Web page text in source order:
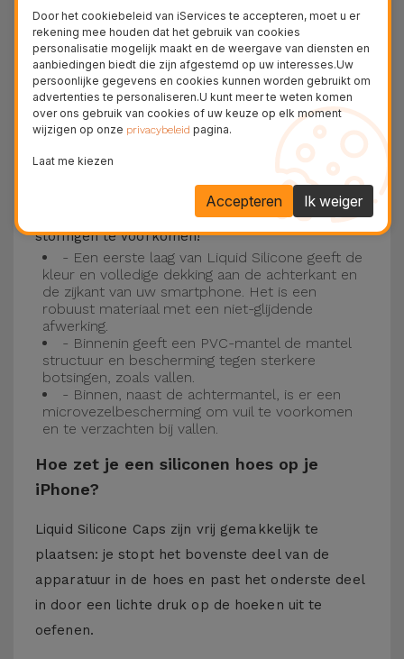
15, 14, 13, 12 onder meer en het nieuwste model
van de Apple, deiPhone 16eniPhone 17.
Drie-laagse bescherming met de
siliconen kappen
Onze iPhone siliconen hoesjes hebben een
robuuste, kwalitatieve constructie met een
drielaagse constructie om ongelukken en
storingen te voorkomen!
- Een eerste laag van Liquid Silicone geeft de
kleur en volledige dekking aan de achterkant en
de zijkant van uw smartphone. Het is een
robuust materiaal met een niet-glijdende
afwerking.
- Binnenin geeft een PVC-mantel de mantel
structuur en bescherming tegen sterkere
botsingen, zoals vallen.
- Binnen, naast de achtermantel, is er een
microvezelbescherming om vuil te voorkomen
en te verzachten bij vallen.
Hoe zet je een siliconen hoes op je
iPhone?
Liquid Silicone Caps zijn vrij gemakkelijk te
plaatsen: je stopt het bovenste deel van de
apparatuur in de hoes en past het onderste deel
in door een lichte druk op de hoeken uit te
oefenen.
Door het cookiebeleid van iServices te accepteren, moet u er
rekening mee houden dat het gebruik van cookies
personalisatie mogelijk maakt en de weergave van diensten en
aanbiedingen biedt die zijn afgestemd op uw interesses.Uw
persoonlijke gegevens en cookies kunnen worden gebruikt om
advertenties te personaliseren.U kunt meer te weten komen
over ons gebruik van cookies of uw keuze op elk moment
wijzigen op onze privacybeleid pagina.
Laat me kiezen
Ik weiger
Accepteren